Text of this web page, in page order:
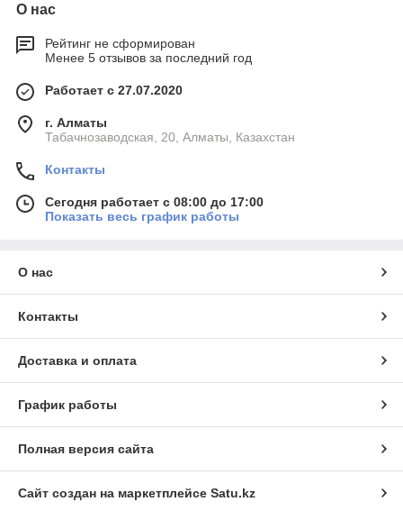
О нас
Рейтинг не сформирован
Менее 5 отзывов за последний год
Работает с 27.07.2020
г. Алматы
Табачнозаводская, 20, Алматы, Казахстан
Контакты
Сегодня работает с 08:00 до 17:00
Показать весь график работы
О нас
Контакты
Доставка и оплата
График работы
Полная версия сайта
Сайт создан на маркетплейсе Satu.kz